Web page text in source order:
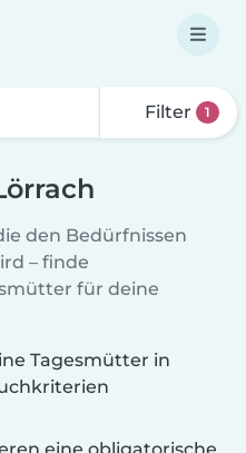
Filter 1
den Bedürfnissen
– finde
für deine
Tagesmütter in